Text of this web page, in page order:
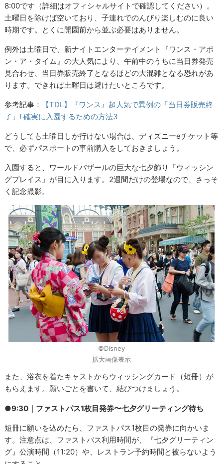
8:00です（詳細はオフィシャルサイトで確認してください）。
土曜日を除けば空いており、子連れでのんびり楽しむのに良い
時期です。とくに開園前から並ぶ必要はありません。
例外は土曜日で、新ナイトエンターテイメント『ワンス・アポ
ン・ア・タイム』の大人気により、午前中のうちに当日券発売
見合わせ、当日券販売終了となるほどの大混雑となる恐れがあ
ります。できれば土曜日は避けたいところです。
参考記事：
【TDL】『ワンス』超人気で異例の「当日券販売終
了」! 確実に入園するための方法3
どうしても土曜日しか行けない場合は、ディズニーeチケット等
で、必ずパスポートの事前購入をしておきましょう。
入園すると、ワールドバザールの巨大な七夕飾り『ウィッシン
グプレイス』が目に入ります。2週間だけの登場なので、さっそ
く記念撮影。
©Disney
拡大画像表示
また、浴衣を着たキャストからウィッシングカード（短冊）が
もらえます。願いごとを書いて、結びつけましょう。
●9:30｜ファストパス1枚目発券〜七夕グリーティング待ち
短冊に願いを込めたら、ファストパス1枚目の発券に向かいま
す。注意点は、ファストパス利用時間が、『七夕グリーティン
グ』公演時間（11:20）や、レストラン予約時間と被らないよう